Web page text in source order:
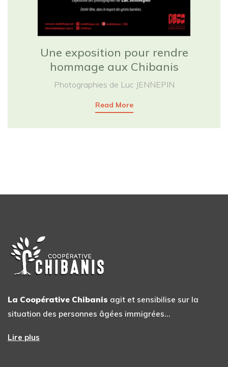
Une exposition pour rendre
hommage aux Chibanis
Photographies de Luc JENNEPIN
Read More
La Coopérative Chibanis agit et sensibilise sur la
situation des personnes âgées immigrées…
Lire plus